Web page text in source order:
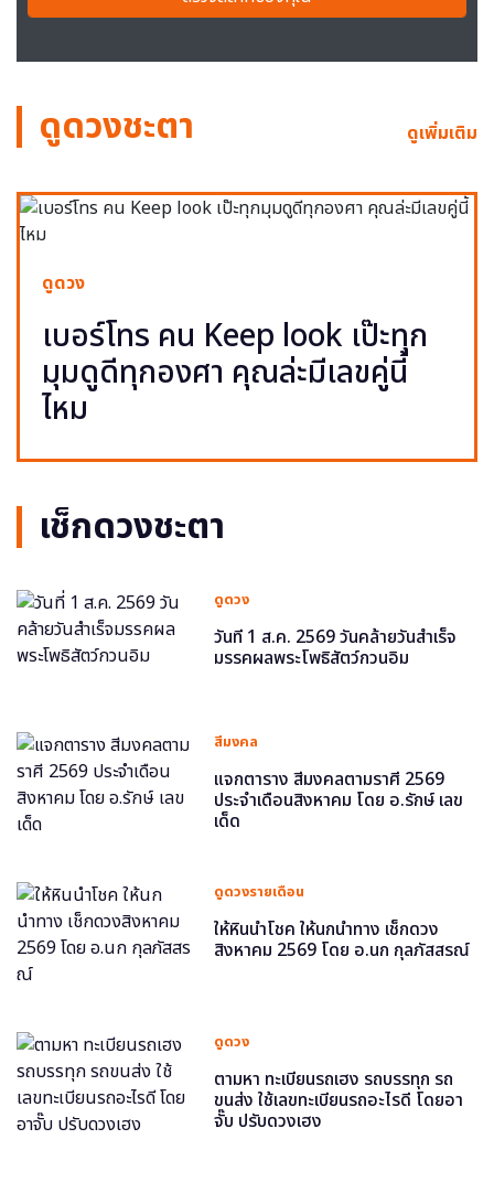
ดูดวงชะตา ดูเพิ่มเติม
ดูดวง
เบอร์โทร คน Keep look เป๊ะทุก
มุมดูดีทุกองศา คุณล่ะมีเลขคู่นี้
ไหม
เช็กดวงชะตา
ดูดวง
วันที่ 1 ส.ค. 2569 วันคล้ายวันสำเร็จ
มรรคผลพระโพธิสัตว์กวนอิม
สีมงคล
แจกตาราง สีมงคลตามราศี 2569
ประจำเดือนสิงหาคม โดย อ.รักษ์ เลข
เด็ด
ดูดวงรายเดือน
ให้หินนำโชค ให้นกนำทาง เช็กดวง
สิงหาคม 2569 โดย อ.นก กุลภัสสรณ์
ดูดวง
ตามหา ทะเบียนรถเฮง รถบรรทุก รถ
ขนส่ง ใช้เลขทะเบียนรถอะไรดี โดยอา
จั๊บ ปรับดวงเฮง